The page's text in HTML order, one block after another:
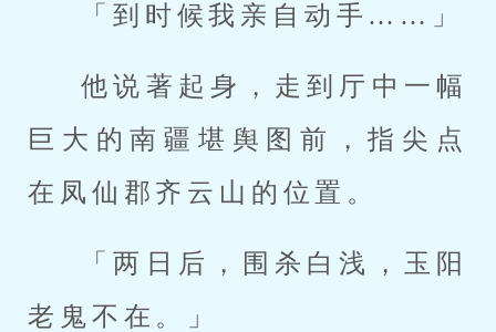
「到时候我亲自动手……」
他说著起身，走到厅中一幅
巨大的南疆堪舆图前，指尖点
在凤仙郡齐云山的位置。
「两日后，围杀白浅，玉阳
老鬼不在。」